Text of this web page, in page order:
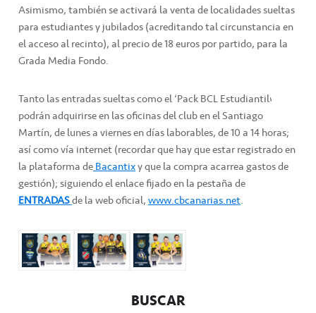
Asimismo, también se activará la venta de localidades sueltas
para estudiantes y jubilados (acreditando tal circunstancia en
el acceso al recinto), al precio de 18 euros por partido, para la
Grada Media Fondo.
Tanto las entradas sueltas como el ‘Pack BCL Estudiantil’
podrán adquirirse en las oficinas del club en el Santiago
Martín, de lunes a viernes en días laborables, de 10 a 14 horas;
así como vía internet (recordar que hay que estar registrado en
la plataforma deBacantixy que la compra acarrea gastos de
gestión); siguiendo el enlace fijado en la pestaña de
ENTRADASde la web oficial,www.cbcanarias.net.
BUSCAR